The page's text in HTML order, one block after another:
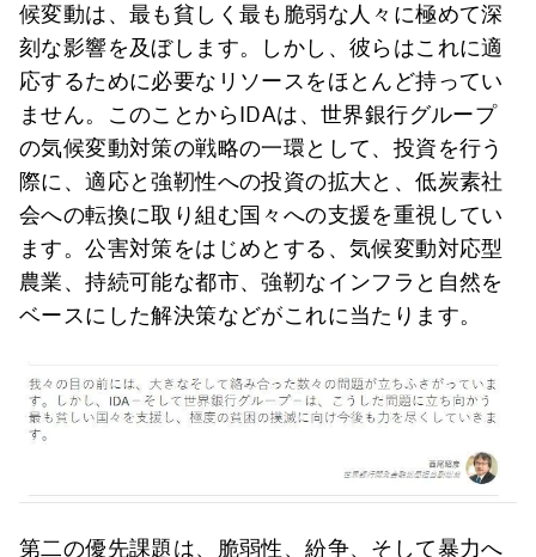
候変動は、最も貧しく最も脆弱な人々に極めて深
刻な影響を及ぼします。しかし、彼らはこれに適
応するために必要なリソースをほとんど持ってい
ません。このことからIDAは、世界銀行グループ
の気候変動対策の戦略の一環として、投資を行う
際に、適応と強靭性への投資の拡大と、低炭素社
会への転換に取り組む国々への支援を重視してい
ます。公害対策をはじめとする、気候変動対応型
農業、持続可能な都市、強靭なインフラと自然を
ベースにした解決策などがこれに当たります。
第二の優先課題は、脆弱性、紛争、そして暴力へ